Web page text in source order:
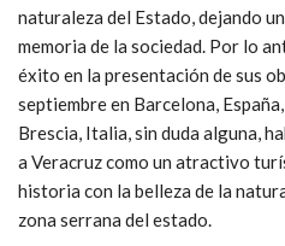
naturaleza del Estado, dejando
memoria de la sociedad. Por lo
éxito en la presentación de sus
septiembre en Barcelona,
Brescia, Italia, sin duda alguna,
a Veracruz como un atractivo
historia con la belleza de la
zona serrana del estado.